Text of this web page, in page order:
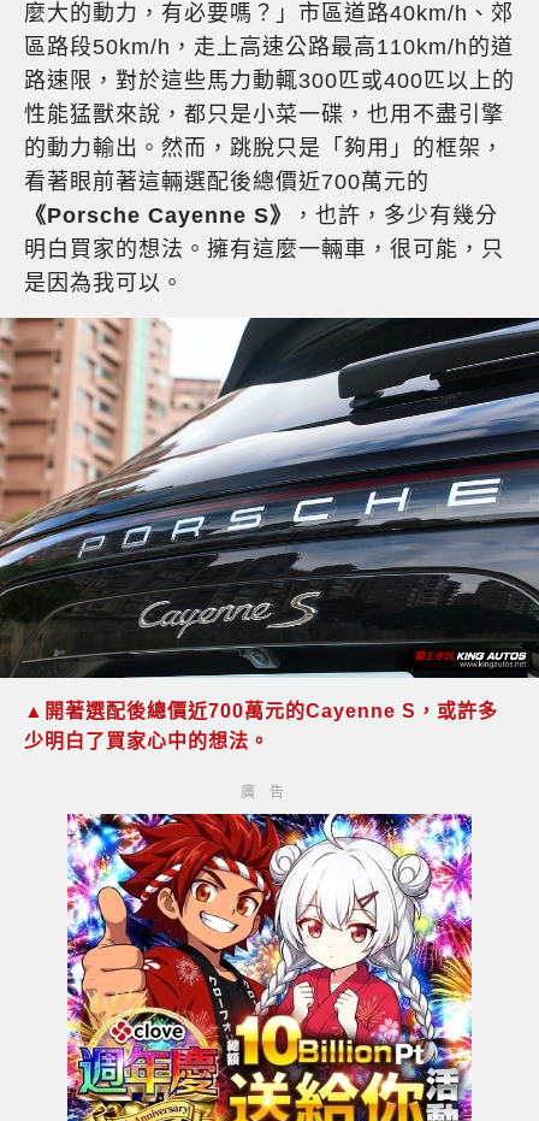
麼大的動力，有必要嗎？」市區道路40km/h、郊
區路段50km/h，走上高速公路最高110km/h的道
路速限，對於這些馬力動輒300匹或400匹以上的
性能猛獸來說，都只是小菜一碟，也用不盡引擎
的動力輸出。然而，跳脫只是「夠用」的框架，
看著眼前著這輛選配後總價近700萬元的
《Porsche Cayenne S》
，也許，多少有幾分
明白買家的想法。擁有這麼一輛車，很可能，只
是因為我可以。
▲開著選配後總價近700萬元的Cayenne S，或許多
少明白了買家心中的想法。